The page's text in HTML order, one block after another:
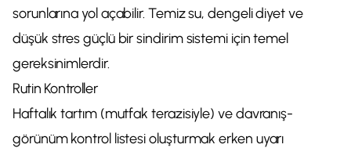
sorunlarına yol açabilir. Temiz su, dengeli diyet ve
düşük stres güçlü bir sindirim sistemi için temel
gereksinimlerdir.
Rutin Kontroller
Haftalık tartım (mutfak terazisiyle) ve davranış-
görünüm kontrol listesi oluşturmak erken uyarı